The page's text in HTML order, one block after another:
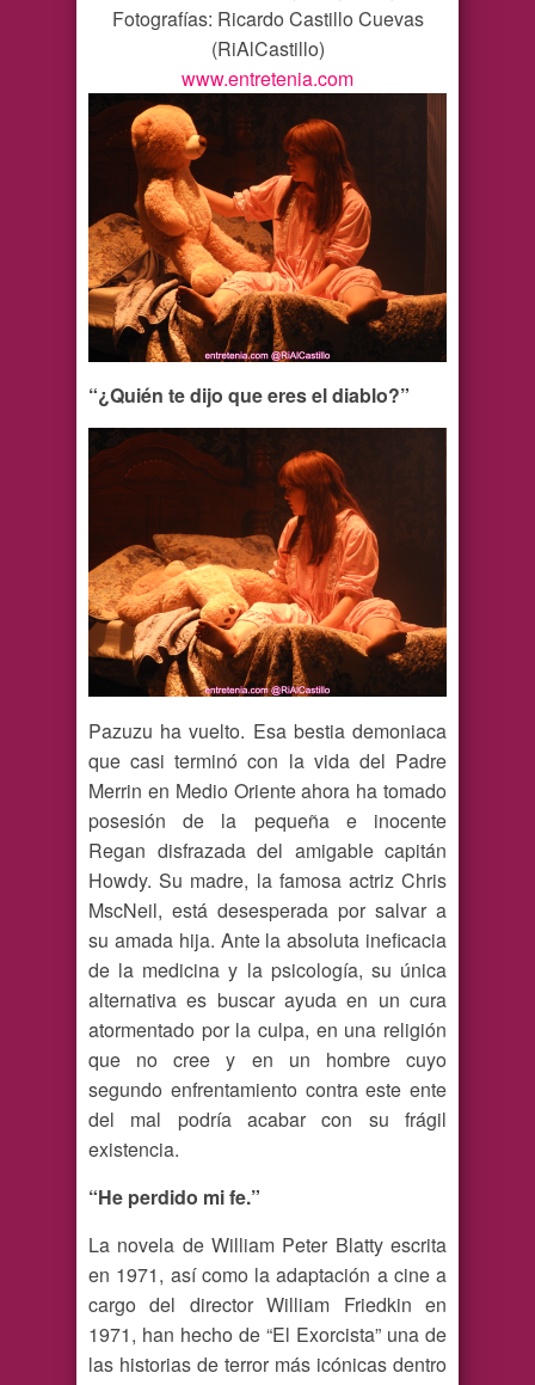
Fotografías: Ricardo Castillo Cuevas
(RiAlCastillo)
www.entretenia.com
“¿Quién te dijo que eres el diablo?”
Pazuzu ha vuelto. Esa bestia demoniaca
que casi terminó con la vida del Padre
Merrin en Medio Oriente ahora ha tomado
posesión de la pequeña e inocente
Regan disfrazada del amigable capitán
Howdy. Su madre, la famosa actriz Chris
MscNeil, está desesperada por salvar a
su amada hija. Ante la absoluta ineficacia
de la medicina y la psicología, su única
alternativa es buscar ayuda en un cura
atormentado por la culpa, en una religión
que no cree y en un hombre cuyo
segundo enfrentamiento contra este ente
del mal podría acabar con su frágil
existencia.
“He perdido mi fe.”
La novela de William Peter Blatty escrita
en 1971, así como la adaptación a cine a
cargo del director William Friedkin en
1971, han hecho de “El Exorcista” una de
las historias de terror más icónicas dentro